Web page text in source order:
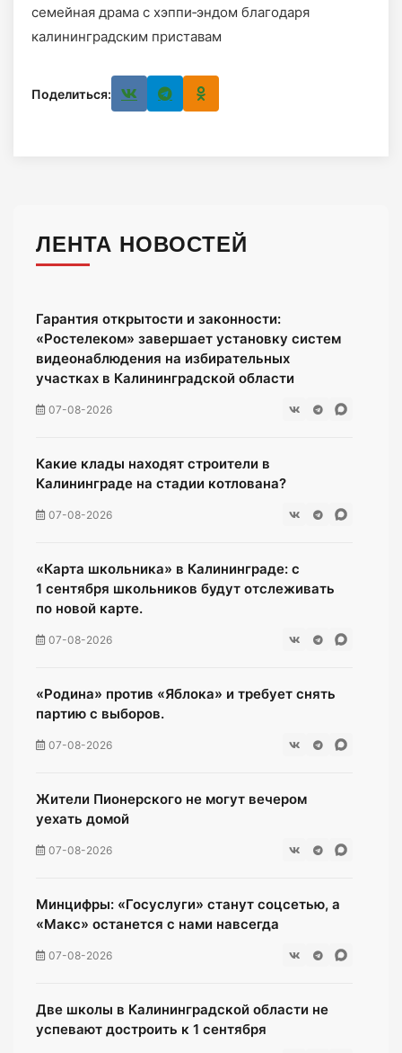
семейная драма с хэппи‑эндом благодаря
калининградским приставам
Поделиться:
ЛЕНТА НОВОСТЕЙ
Гарантия открытости и законности:
«Ростелеком» завершает установку систем
видеонаблюдения на избирательных
участках в Калининградской области
07-08-2026
Какие клады находят строители в
Калининграде на стадии котлована?
07-08-2026
«Карта школьника» в Калининграде: с
1 сентября школьников будут отслеживать
по новой карте.
07-08-2026
«Родина» против «Яблока» и требует снять
партию с выборов.
07-08-2026
Жители Пионерского не могут вечером
уехать домой
07-08-2026
Минцифры: «Госуслуги» станут соцсетью, а
«Макс» останется с нами навсегда
07-08-2026
Две школы в Калининградской области не
успевают достроить к 1 сентября